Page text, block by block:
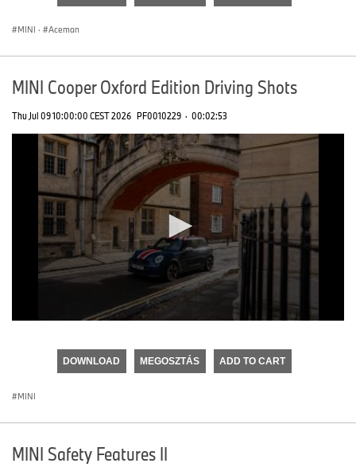
seconds
MINI · Aceman
MINI Cooper Oxford Edition Driving Shots
Thu Jul 09 10:00:00 CEST 2026 PF0010229 · 00:02:53
seconds
DOWNLOAD MEGOSZTÁS ADD TO CART
MINI
MINI Safety Features II